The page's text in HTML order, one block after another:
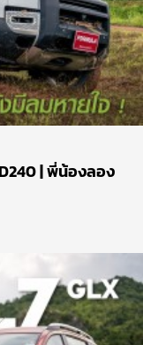
| พี่น้องลอง